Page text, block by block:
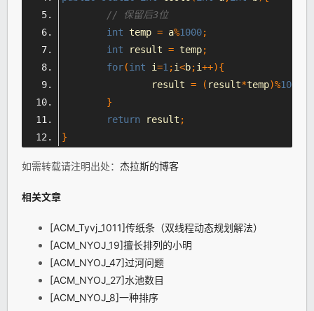
// 保留后3位
int temp = a%1000;
int result = temp;
for(int i=1;i<b;i++){
		result
= ( result*temp)%1000
}
return result ;
}
如需转载请注明出处： 杰拉斯的博客
相关文章
[ACM_Tyvj_1011]传纸条（双线程动态规划解法）
[ACM_NYOJ_19]擅长排列的小明
[ACM_NYOJ_47]过河问题
[ACM_NYOJ_27]水池数目
[ACM_NYOJ_8]一种排序